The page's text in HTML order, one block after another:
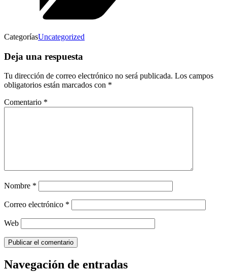
CategoríasUncategorized
Deja una respuesta
Tu dirección de correo electrónico no será publicada. Los campos
obligatorios están marcados con *
Comentario *
Nombre *
Correo electrónico *
Web
Navegación de entradas